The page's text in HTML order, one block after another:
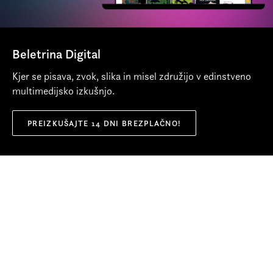
naredil prvi multiorganski odvzem in prvo
transplantacijo trebušne slinavke pri nas.
Beletrina Digital
Kjer se pisava, zvok, slika in misel združijo v edinstveno
multimedijsko izkušnjo.
PREIZKUŠAJTE 14 DNI BREZPLAČNO!